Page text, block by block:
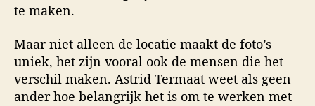
te maken.
Maar niet alleen de locatie maakt de foto’s
uniek, het zijn vooral ook de mensen die het
verschil maken. Astrid Termaat weet als geen
ander hoe belangrijk het is om te werken met